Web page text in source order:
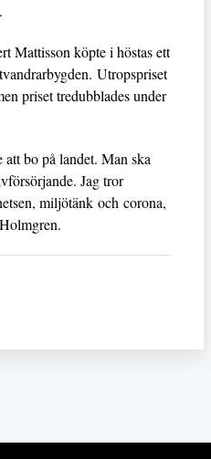
Mattisson köpte i höstas ett
Utropspriset
priset tredubblades under
bo på landet. Man ska
Jag tror
miljötänk och corona,